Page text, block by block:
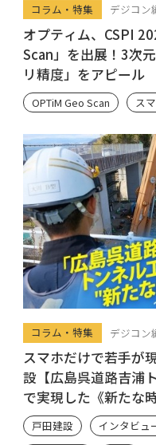
コラム・特集 デジコン
オプティム、CSPI
Scan」を出展！3次
リ精度」をアピール
OPTiM Geo Scan ス
コラム・特集 デジコン
スマホだけで若手が
設【広島呉道路吉浦
で実現した《新たな
Scan ユーザーのシ
戸田建設 インタビュ